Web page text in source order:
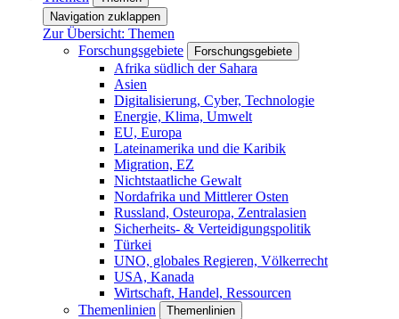
Navigation zuklappen
Zur Übersicht: Themen
Forschungsgebiete
Forschungsgebiete
Afrika südlich der Sahara
Asien
Digitalisierung, Cyber, Technologie
Energie, Klima, Umwelt
EU, Europa
Lateinamerika und die Karibik
Migration, EZ
Nichtstaatliche Gewalt
Nordafrika und Mittlerer Osten
Russland, Osteuropa, Zentralasien
Sicherheits- & Verteidigungspolitik
Türkei
UNO, globales Regieren, Völkerrecht
USA, Kanada
Wirtschaft, Handel, Ressourcen
Themenlinien
Themenlinien